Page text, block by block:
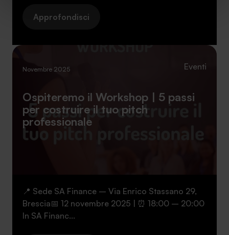
sito. Cliccando su “ACCETTA TUTTI” invece accetterai di
funzionamento del sito. Per tutte le informazioni complete
ti invitiamo a consultare le "Informazioni sui Cookie" qui
Approfondisci
Novembre 2025 Eventi
Ospiteremo il Workshop | 5 passi
per costruire il tuo pitch
professionale
📍 Sede SA Finance – Via Enrico Stassano 29,
Brescia📅 12 novembre 2025 | ⏰ 18:00 – 20:00
In SA Financ...